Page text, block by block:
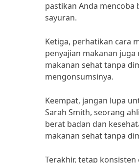
pastikan Anda mencoba
sayuran.
Ketiga, perhatikan cara
penyajian makanan
makanan sehat tanpa
mengonsumsinya.
Keempat, jangan lupa
Sarah Smith, seorang
berat badan dan
makanan sehat tanpa
Terakhir, tetap